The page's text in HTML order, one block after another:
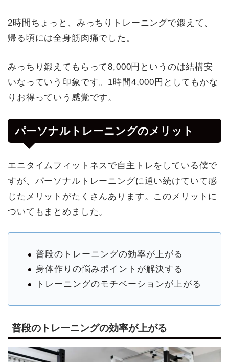
2時間ちょっと、みっちりトレーニングで鍛えて、
帰る頃には全身筋肉痛でした。
みっちり鍛えてもらって8,000円というのは結構安
いなっていう印象です。1時間4,000円としてもかな
りお得っていう感覚です。
パーソナルトレーニングのメリット
エニタイムフィットネスで自主トレをしている僕で
すが、パーソナルトレーニングに通い続けていて感
じたメリットがたくさんあります。このメリットに
ついてもまとめました。
普段のトレーニングの効率が上がる
身体作りの悩みポイントが解決する
トレーニングのモチベーションが上がる
普段のトレーニングの効率が上がる